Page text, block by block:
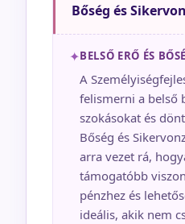
Bőség és
✦BELSŐ ERŐ ÉS
A
felismerni a belső
szokásokat és
Bőség és
arra vezet rá,
támogatóbb
pénzhez és
ideális, akik nem